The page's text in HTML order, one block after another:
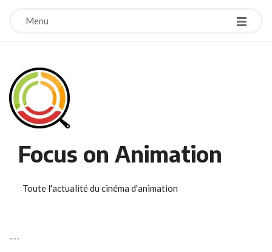
Menu
Focus on Animation
Toute l'actualité du cinéma d'animation
---